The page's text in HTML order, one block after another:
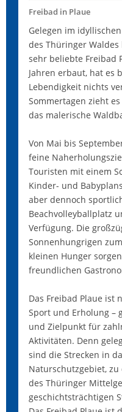
Freibad in Plaue
Gelegen im
des Thüringer
sehr beliebte Freibad
Jahren erbaut, hat es
Lebendigkeit nichts
Sommertagen zieht
das malerische
Von Mai bis
feine
Touristen mit einem
Kinder- und
aber dennoch
Beachvolleyballplatz
Verfügung. Die
Sonnenhungrigen
kleinen Hunger
freundlichen
Das Freibad Plaue ist
Sport und Erholung –
und Zielpunkt für
Aktivitäten. Denn
sind die Strecken in
Naturschutzgebiet,
des Thüringer
geschichtsträchtigen